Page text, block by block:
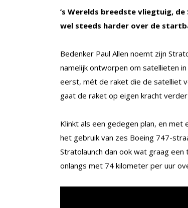
’s Werelds breedste vliegtuig,
wel steeds harder over de
Bedenker Paul Allen noemt zijn
namelijk ontworpen om satellieten
eerst, mét de raket die de satelliet
gaat de raket op eigen kracht
Klinkt als een gedegen plan, en
het gebruik van zes Boeing 747-
Stratolaunch dan ook wat graag
onlangs met 74 kilometer per uur